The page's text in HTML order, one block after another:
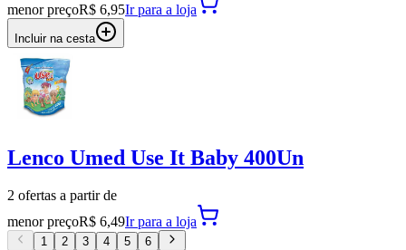
menor preçoR$ 6,95Ir para a loja
Incluir na cesta
Lenco Umed Use It Baby 400Un
2 ofertas a partir de
menor preçoR$ 6,49Ir para a loja
1 2 3 4 5 6